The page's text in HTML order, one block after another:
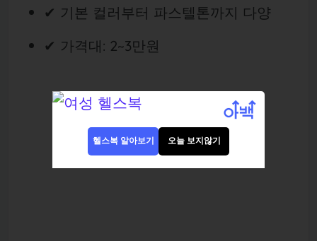
✔ 기본 컬러부터 파스텔톤까지 다양
✔ 가격대: 2~3만원
헬스복 알아보기 오늘 보지않기